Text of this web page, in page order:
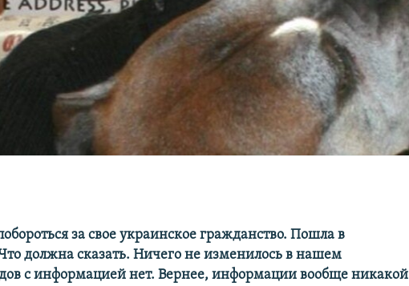
за свое украинское гражданство. Пошла в
должна сказать. Ничего не изменилось в нашем
с информацией нет. Вернее, информации вообще никакой